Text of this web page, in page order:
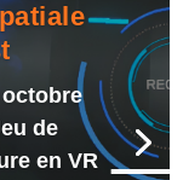
de
en VR